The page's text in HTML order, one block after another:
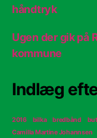
håndtryk
Ugen der gik på
kommune
Indlæg
2016 bilka bredbånd
Camilla Martine Johannsen